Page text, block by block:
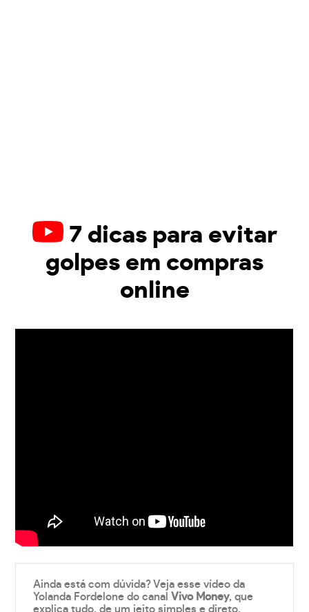
7 dicas para evitar
golpes em compras
online
Ainda está com dúvida? Veja esse vídeo da
Yolanda Fordelone do canalVivo Money, que
explica tudo, de um jeito simples e direto.